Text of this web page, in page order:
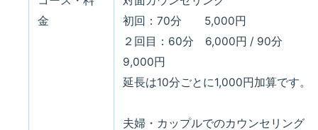
金
初回：70分 5,000円
２回目：60分 6,000円 / 90分
9,000円
延長は10分ごとに1,000円加算です。
夫婦・カップルでのカウンセリング